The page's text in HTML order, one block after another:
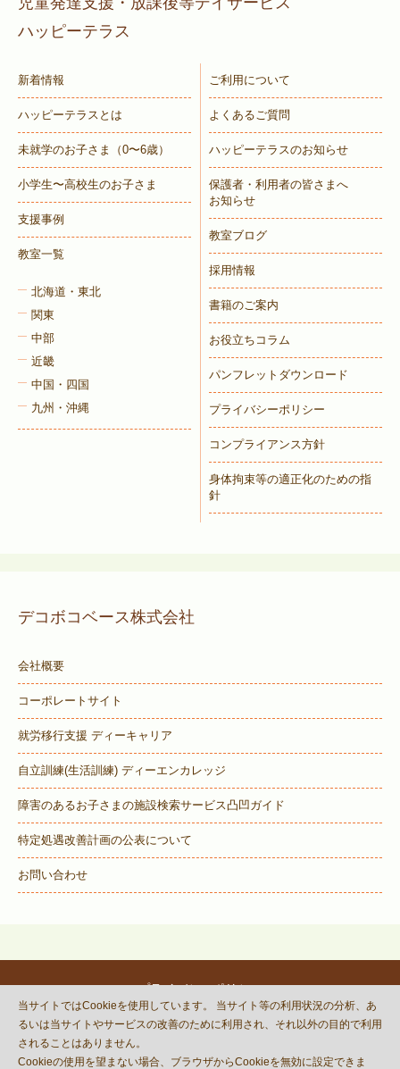
ハッピーテラス
新着情報
ハッピーテラスとは
未就学のお子さま （0〜6歳）
小学生〜高校生のお子さま
支援事例
教室一覧
北海道・東北
関東
中部
近畿
中国・四国
九州・沖縄
ご利用について
よくあるご質問
ハッピーテラスのお知らせ
保護者・利用者の皆さまへ
お知らせ
教室ブログ
採用情報
書籍のご案内
お役立ちコラム
パンフレットダウンロード
プライバシーポリシー
コンプライアンス方針
身体拘束等の適正化のための指
針
デコボコベース株式会社
会社概要
コーポレートサイト
就労移行支援 ディーキャリア
自立訓練(生活訓練) ディーエンカレッジ
障害のあるお子さまの施設検索サービス凸凹ガイド
特定処遇改善計画の公表について
お問い合わせ
プライバシーポリシー
© DECOBOCO BASE Co.,Ltd.
and Terms of Serviceapply.
当サイトではCookieを使用しています。 当サイト等の利用状況の分析、あ
るいは当サイトやサービスの改善のために利用され、それ以外の目的で利用
されることはありません。
Cookieの使用を望まない場合、ブラウザからCookieを無効に設定できま